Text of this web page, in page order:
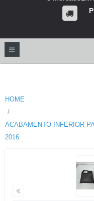
HOME
ACABAMENTO INFERIOR
2016